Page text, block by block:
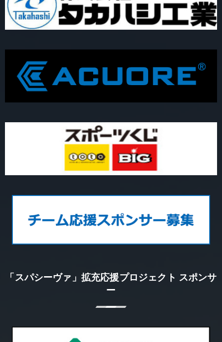
「スパシーヴァ」拡充応援プロジェクト スポンサ
ー